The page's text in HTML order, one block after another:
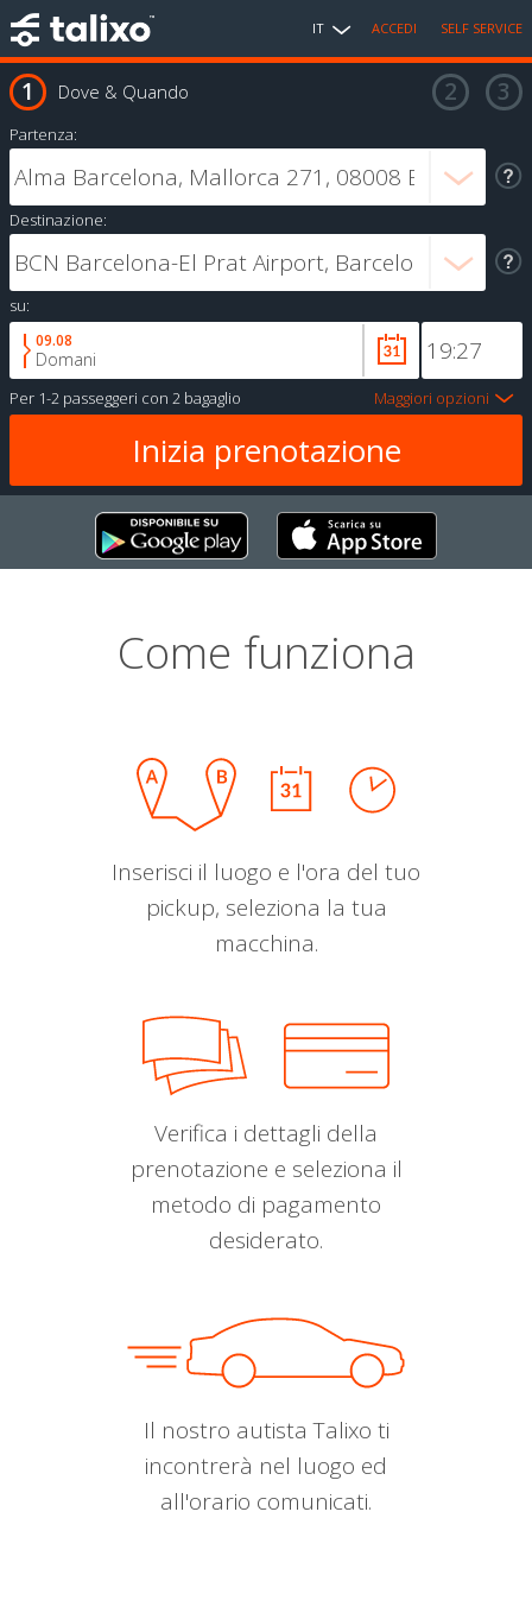
IT ACCEDI SELF SERVICE
Dove & Quando
Partenza:
Destinazione:
su:
09.08
Domani
Per 1-2 passeggeri con 2 bagaglio Maggiori opzioni
Come funziona
Inserisci il luogo e l'ora del tuo
pickup, seleziona la tua
macchina.
Verifica i dettagli della
prenotazione e seleziona il
metodo di pagamento
desiderato.
Il nostro autista Talixo ti
incontrerà nel luogo ed
all'orario comunicati.